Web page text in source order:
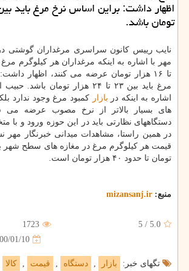
تومان باشد.
نایب رییس کانون سراسری مرغداران گوشتی در
تا ۱۶ هزار تومان عرضه می کنند، اظهار
مرغ باید بین ۲۳ تا ۲۴ هزار تومان
اشاره به اینکه در بازار کمبود مرغ وجود ندارد
های بسیار بالاتر از نرخ مصوب عرضه می
دستگاههای نظارتی باید در این حوزه ورود و با
در همین راستا، مشاهدات میدانی خبرنگار مهر
تومان تا حدود ۴۰ هزار تومان است.
منبع: mizansanj.ir
5.0
/
5
1723
01/10
تگهای خبر: بازار , دستگاه , قیمت , كالا